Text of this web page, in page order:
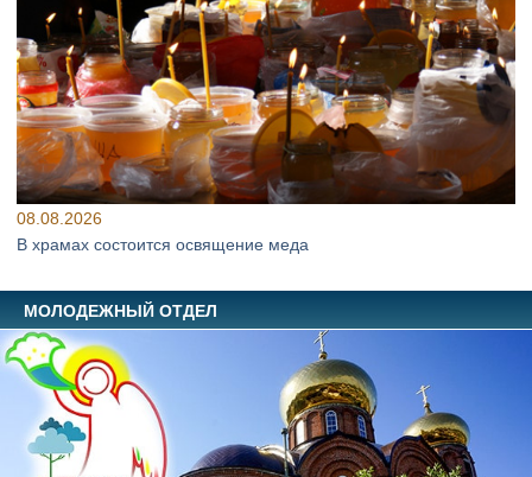
08.08.2026
В храмах состоится освящение меда
МОЛОДЕЖНЫЙ ОТДЕЛ